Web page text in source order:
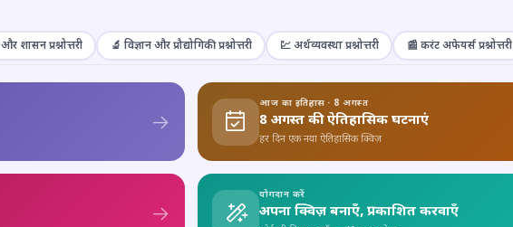
शासन प्रश्नोत्तरी 🔬 विज्ञान और प्रौद्योगिकी प्रश्नोत्तरी 💹 अर्थव्यवस्था प्रश्नोत्तरी 📰 करंट अफेयर्स प्रश्नोत्तरी
आज का इतिहास · 8 अगस्त
8 अगस्त की ऐतिहासिक घटनाएं
हर दिन एक नया ऐतिहासिक क्विज़
योगदान करें
अपना क्विज़ बनाएँ, प्रकाशित करवाएँ